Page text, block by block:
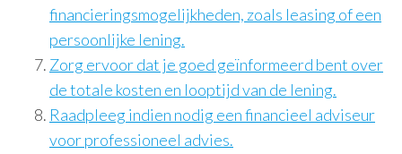
financieringsmogelijkheden, zoals leasing of een
persoonlijke lening.
Zorg ervoor dat je goed geïnformeerd bent over
de totale kosten en looptijd van de lening.
Raadpleeg indien nodig een financieel adviseur
voor professioneel advies.